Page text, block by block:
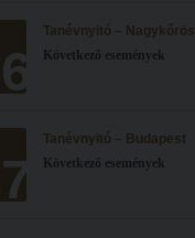
Tanévnyitó – Nagykőrös
Következő események
Tanévnyitó – Budapest
Következő események